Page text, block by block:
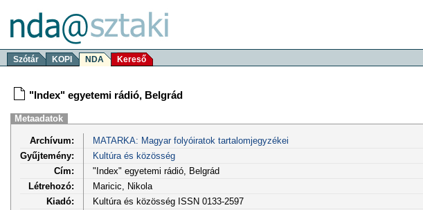
Szótár KOPI NDA Kereső
"Index" egyetemi rádió, Belgrád
Metaadatok
Archívum:
MATARKA: Magyar folyóiratok tartalomjegyzékei
Gyűjtemény:
Kultúra és közösség
Cím:
"Index" egyetemi rádió, Belgrád
Létrehozó:
Maricic, Nikola
Kiadó:
Kultúra és közösség ISSN 0133-2597